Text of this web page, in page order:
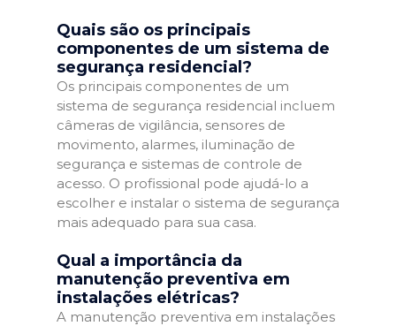
Quais são os principais
componentes de um sistema de
segurança residencial?
Os principais componentes de um
sistema de segurança residencial incluem
câmeras de vigilância, sensores de
movimento, alarmes, iluminação de
segurança e sistemas de controle de
acesso. O profissional pode ajudá-lo a
escolher e instalar o sistema de segurança
mais adequado para sua casa.
Qual a importância da
manutenção preventiva em
instalações elétricas?
A manutenção preventiva em instalações